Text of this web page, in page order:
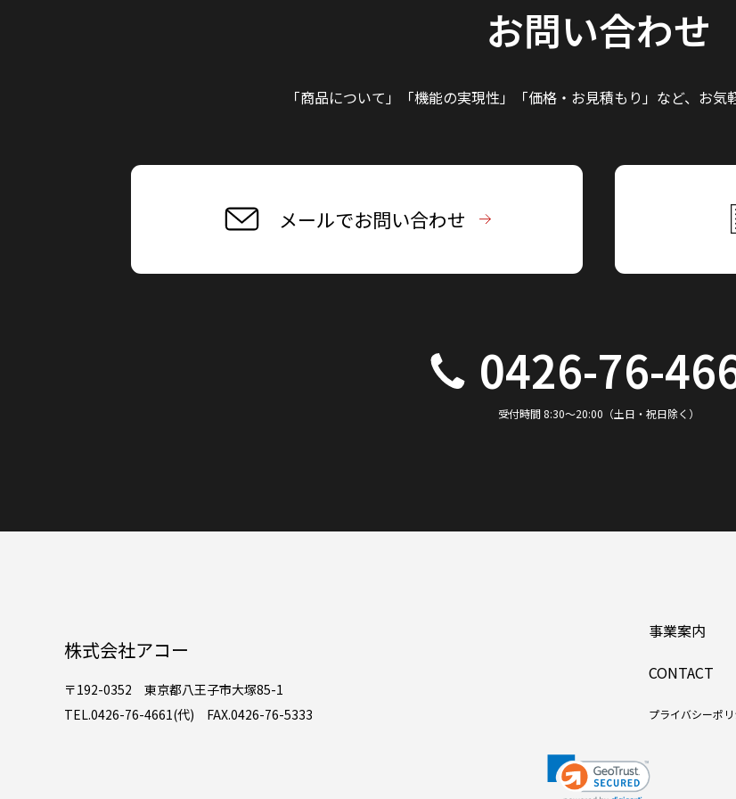
お問い合わせ
「商品について」「機能の実現性」 「価格・お見積もり」など、 お気
メールでお問い合わせ
0426-76-
受付時間 8:30～20:00（土日・祝日除く）
株式会社アコー
〒192-0352 東京都八王子市大塚85-1
TEL.0426-76-4661(代) FAX.0426-76-5333
事業案内
CONTACT
プライバシーポ